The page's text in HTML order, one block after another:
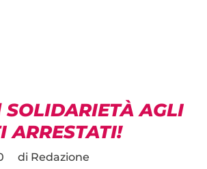
AGLI
ARRESTATI!
di Redazione